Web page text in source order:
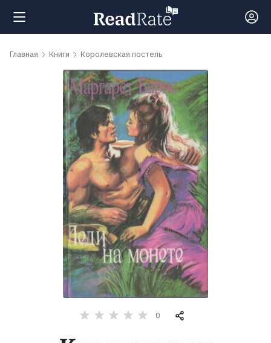
Поиск
Рейтинги
обсуждаемые
Главная Книги Королевская постель
0